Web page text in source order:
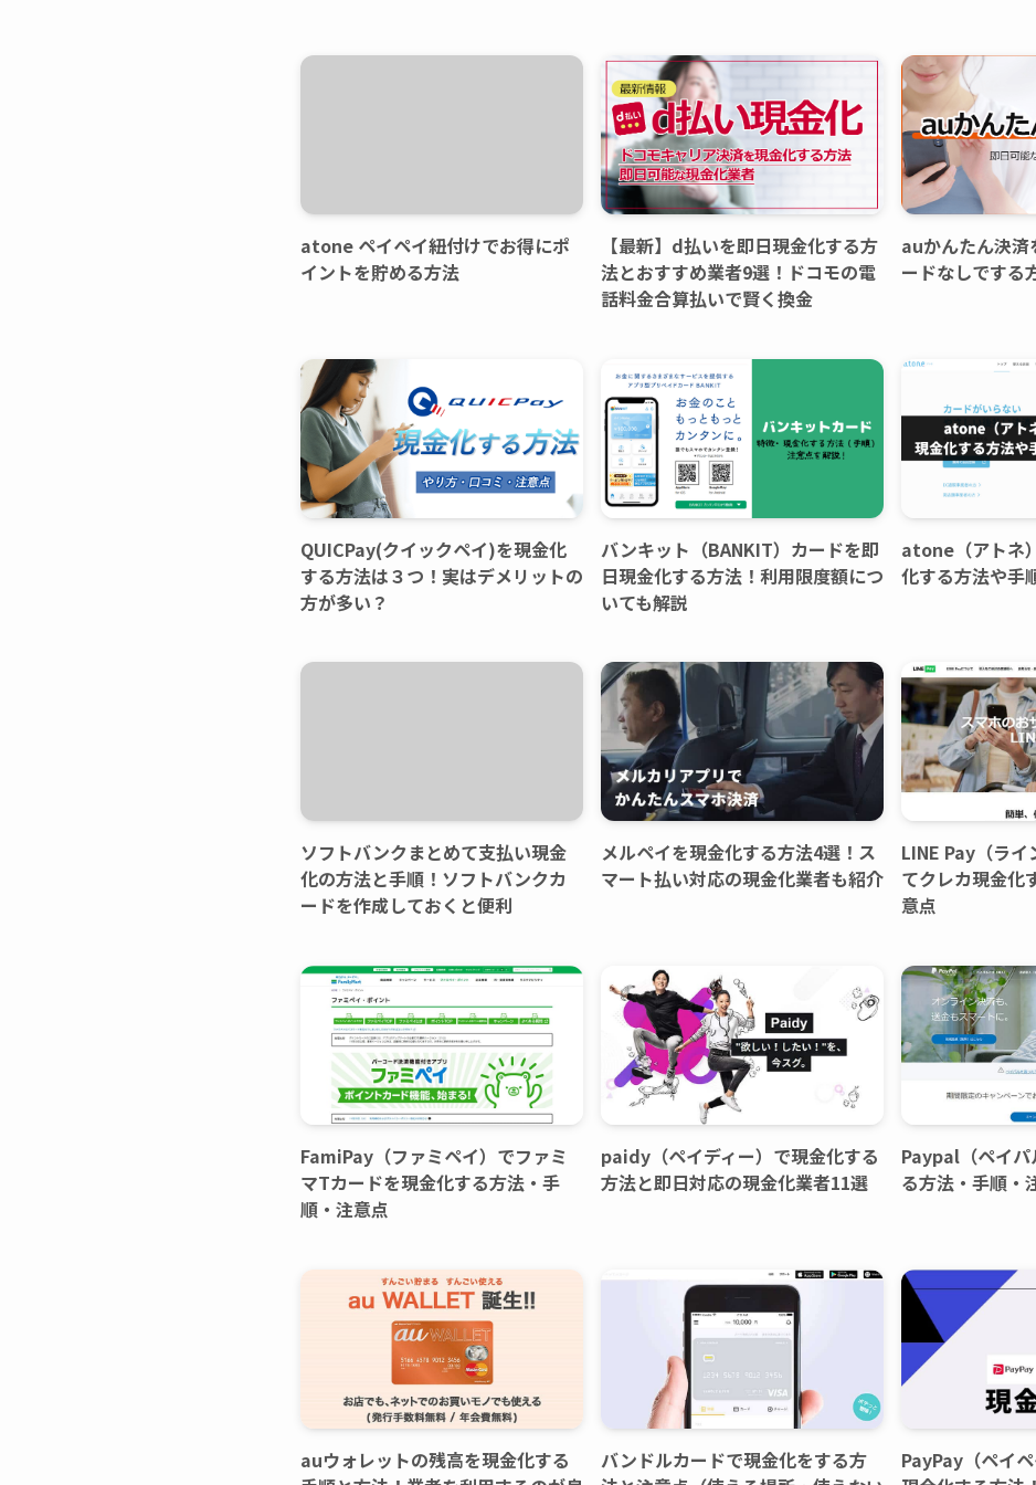
atone ペイペイ紐付けでお得にポ
イントを貯める方法
【最新】d払いを即日現金化する方
法とおすすめ業者9選！ドコモの電
話料金合算払いで賢く換金
auかんたん決済
ードなしでする
QUICPay(クイックペイ)を現金化
する方法は３つ！実はデメリットの
方が多い？
バンキット（BANKIT）カードを即
日現金化する方法！利用限度額につ
いても解説
atone（アトネ
化する方法や手
ソフトバンクまとめて支払い現金
化の方法と手順！ソフトバンクカ
ードを作成しておくと便利
メルペイを現金化する方法4選！ス
マート払い対応の現金化業者も紹介
LINE Pay（ラ
てクレカ現金化
意点
FamiPay（ファミペイ）でファミ
マTカードを現金化する方法・手
順・注意点
paidy（ペイディー）で現金化する
方法と即日対応の現金化業者11選
Paypal（ペイパ
る方法・手順・
auウォレットの残高を現金化する
バンドルカードで現金化をする方
PayPay（ペイ